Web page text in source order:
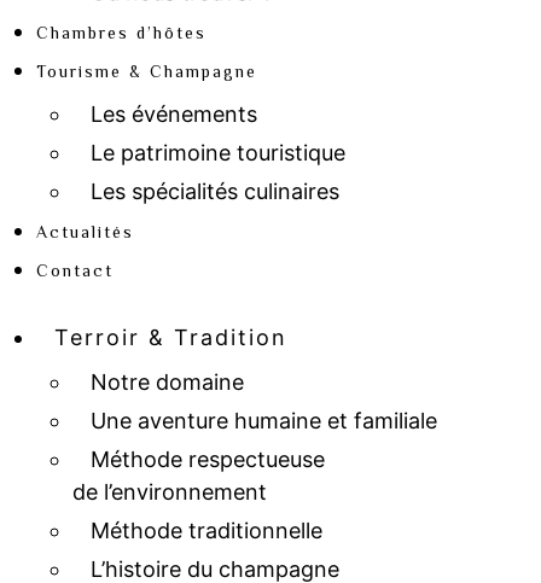
Chambres d’hôtes
Tourisme & Champagne
Les événements
Le patrimoine touristique
Les spécialités culinaires
Actualités
Contact
Terroir & Tradition
Notre domaine
Une aventure humaine et familiale
Méthode respectueuse
de l’environnement
Méthode traditionnelle
L’histoire du champagne